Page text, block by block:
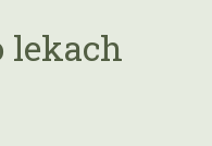
lekach